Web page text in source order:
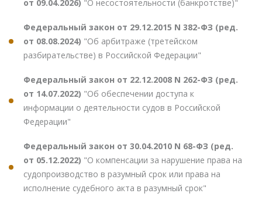
от 09.04.2026) "О несостоятельности (банкротстве)"
Федеральный закон от 29.12.2015 N 382-ФЗ (ред.
от 08.08.2024) "Об арбитраже (третейском
разбирательстве) в Российской Федерации"
Федеральный закон от 22.12.2008 N 262-ФЗ (ред.
от 14.07.2022) "Об обеспечении доступа к
информации о деятельности судов в Российской
Федерации"
Федеральный закон от 30.04.2010 N 68-ФЗ (ред.
от 05.12.2022) "О компенсации за нарушение права на
судопроизводство в разумный срок или права на
исполнение судебного акта в разумный срок"